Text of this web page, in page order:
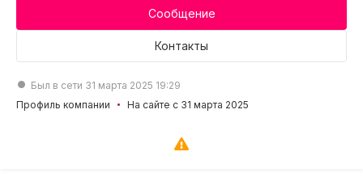
Сообщение
Контакты
Был в сети 31 марта 2025 19:29
Профиль компании
На сайте с 31 марта 2025